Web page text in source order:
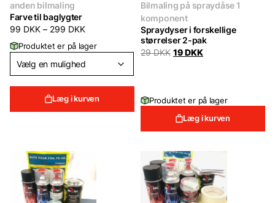
anden bilmaling
Farve til baglygter
99 DKK – 299 DKK
Produktet er på lager
Læg i kurven
Bilmaling på spraydåse 1
komponent
Spraydyser i forskellige
størrelser 2-pak
29DKK Original
19DKKCurrent
Produktet er på lager
Læg i kurven